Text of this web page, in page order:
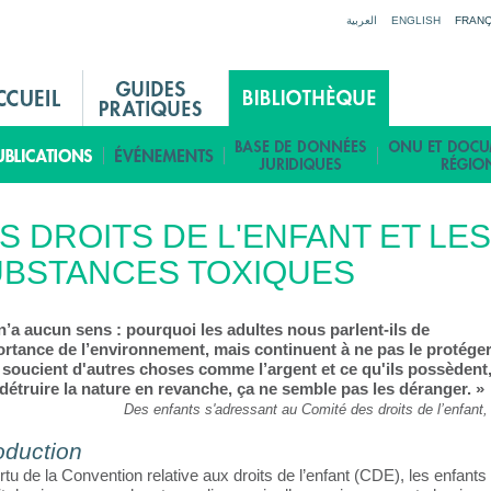
العربية ENGLISH
DROITS DE L'ENFANT ET LES
TOXIQUES
aucun sens : pourquoi les adultes nous parlent-ils de
de l’environnement, mais continuent à ne pas le protéger
d'autres choses comme l’argent et ce qu'ils
la nature en revanche, ça ne semble pas les déranger. »
Des enfants s'adressant au Comité des droits de l’enfant,
de la Convention relative aux droits de l’enfant (CDE), les enfants